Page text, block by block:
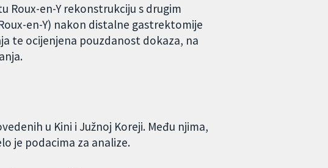
Roux-en-Y rekonstrukciju s drugim
en-Y) nakon distalne gastrektomije
te ocijenjena pouzdanost dokaza, na
u Kini i Južnoj Koreji. Među njima,
je podacima za analize.